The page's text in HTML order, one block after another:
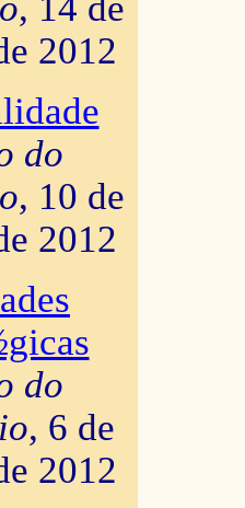
2012
do
, 10 de
2012
do
, 6 de
2012